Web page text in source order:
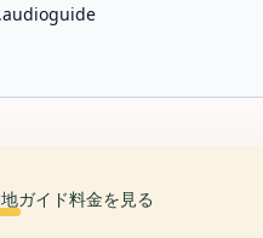
ガイド料金を見る